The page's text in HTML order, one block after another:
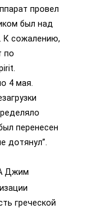
провел
был над
К сожалению,
по
4 мая.
перенесен
дотянул”.
Джим
греческой